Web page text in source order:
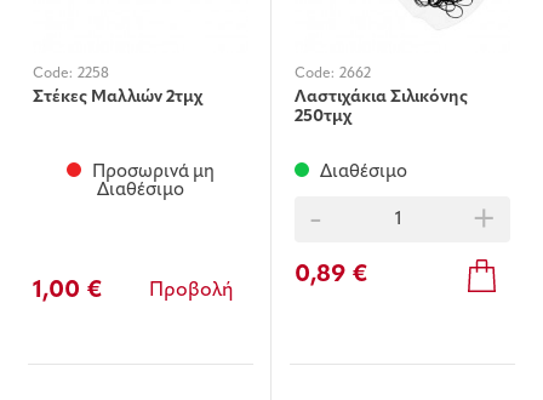
Code: 2258
Στέκες Μαλλιών 2τμχ
Προσωρινά μη
Διαθέσιμο
1,00 € Προβολή
Code: 2662
Λαστιχάκια Σιλικόνης
250τμχ
Διαθέσιμο
- +
0,89 €